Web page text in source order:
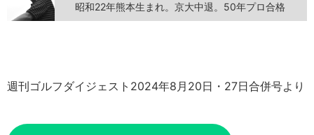
昭和22年熊本生まれ。京大中退。50年プロ合格
週刊ゴルフダイジェスト2024年8月20日・27日合併号より